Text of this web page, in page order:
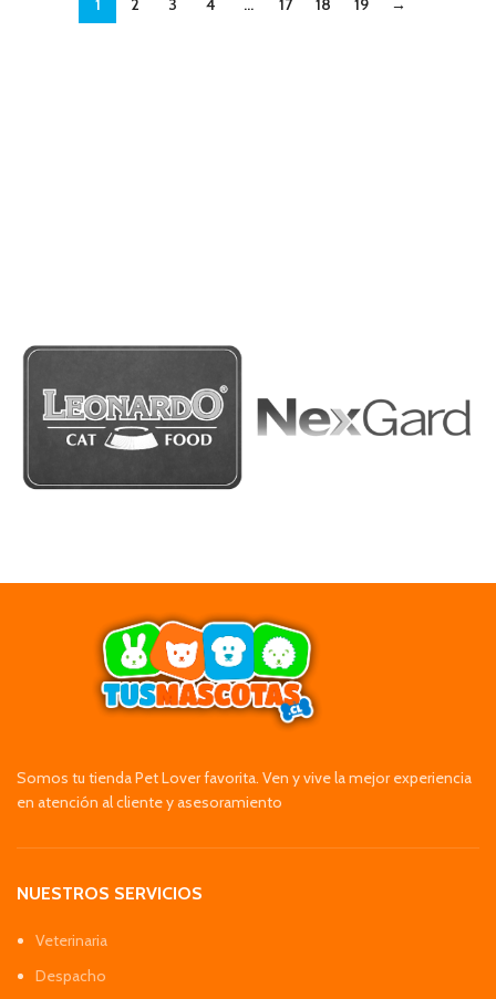
1 2 3 4 … 17 18 19 →
Somos tu tienda Pet Lover favorita. Ven y vive la mejor experiencia
en atención al cliente y asesoramiento
NUESTROS SERVICIOS
Veterinaria
Despacho